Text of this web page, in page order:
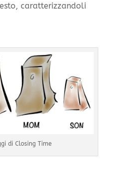
caratterizzandoli
di Closing Time